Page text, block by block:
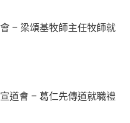
– 梁頌基牧師主任牧師就
道會 – 葛仁先傳道就職禮